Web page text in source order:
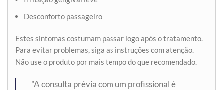
Desconforto passageiro
Estes sintomas costumam passar logo após o tratamento.
Para evitar problemas, siga as instruções com atenção.
Não use o produto por mais tempo do que recomendado.
"A consulta prévia com um profissional é